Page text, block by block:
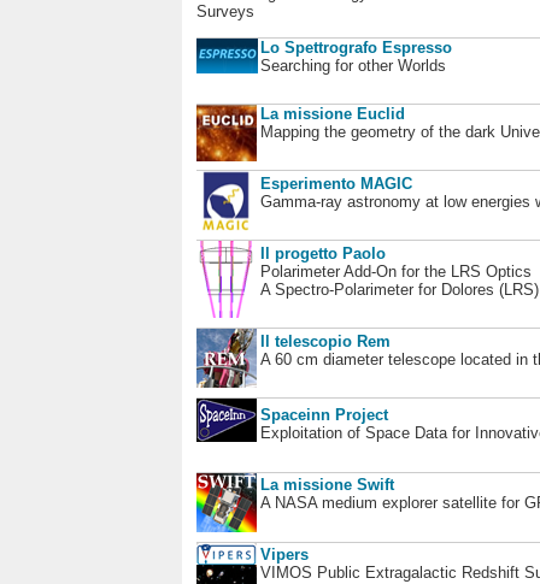
Surveys
Lo Spettrografo Espresso
Searching for other Worlds
La missione Euclid
Mapping the geometry of the dark
Esperimento MAGIC
Gamma-ray astronomy at low energies
Il progetto Paolo
Polarimeter Add-On for the LRS Optics
A Spectro-Polarimeter for Dolores
Il telescopio Rem
A 60 cm diameter telescope located in
Spaceinn Project
Exploitation of Space Data for
La missione Swift
A NASA medium explorer satellite for
Vipers
VIMOS Public Extragalactic Redshift